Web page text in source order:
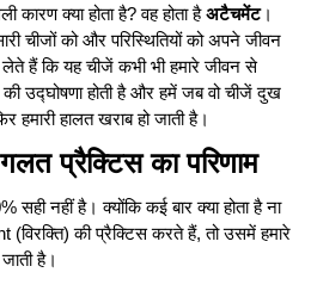
क्या होता है? वह होता हैअटैचमेंट।
चीजों को और परिस्थितियों को अपने जीवन
हैं कि यह चीजें कभी भी हमारे जीवन से
उद्घोषणा होती है और हमें जब वो चीजें दुख
हमारी हालत खराब हो जाती है।
प्रैक्टिस का परिणाम
नहीं है। क्योंकि कई बार क्या होता है ना
की प्रैक्टिस करते हैं, तो उसमें हमारे
है।